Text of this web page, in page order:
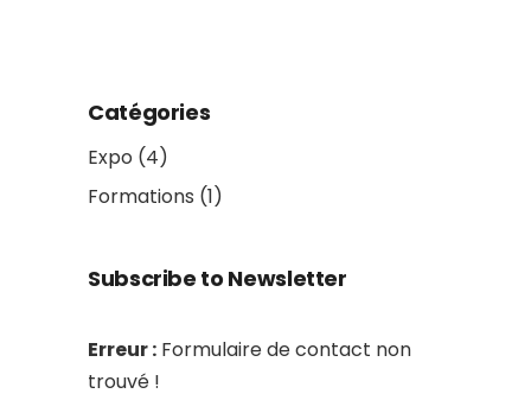
Catégories
Expo (4)
Formations (1)
Subscribe to Newsletter
Erreur : Formulaire de contact non
trouvé !